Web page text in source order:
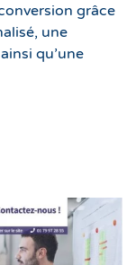
grâce
une
qu’une